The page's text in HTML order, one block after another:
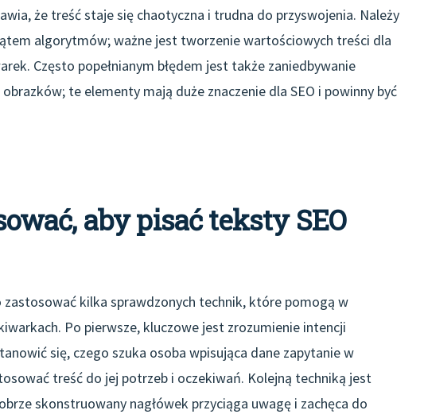
że treść staje się chaotyczna i trudna do przyswojenia. Należy
algorytmów; ważne jest tworzenie wartościowych treści dla
Często popełnianym błędem jest także zaniedbywanie
te elementy mają duże znaczenie dla SEO i powinny być
aby pisać teksty SEO
kilka sprawdzonych technik, które pomogą w
Po pierwsze, kluczowe jest zrozumienie intencji
się, czego szuka osoba wpisująca dane zapytanie w
treść do jej potrzeb i oczekiwań. Kolejną techniką jest
skonstruowany nagłówek przyciąga uwagę i zachęca do